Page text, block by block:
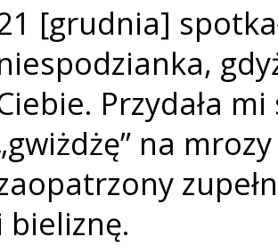
[grudnia]
Przydała
na
bieliznę.